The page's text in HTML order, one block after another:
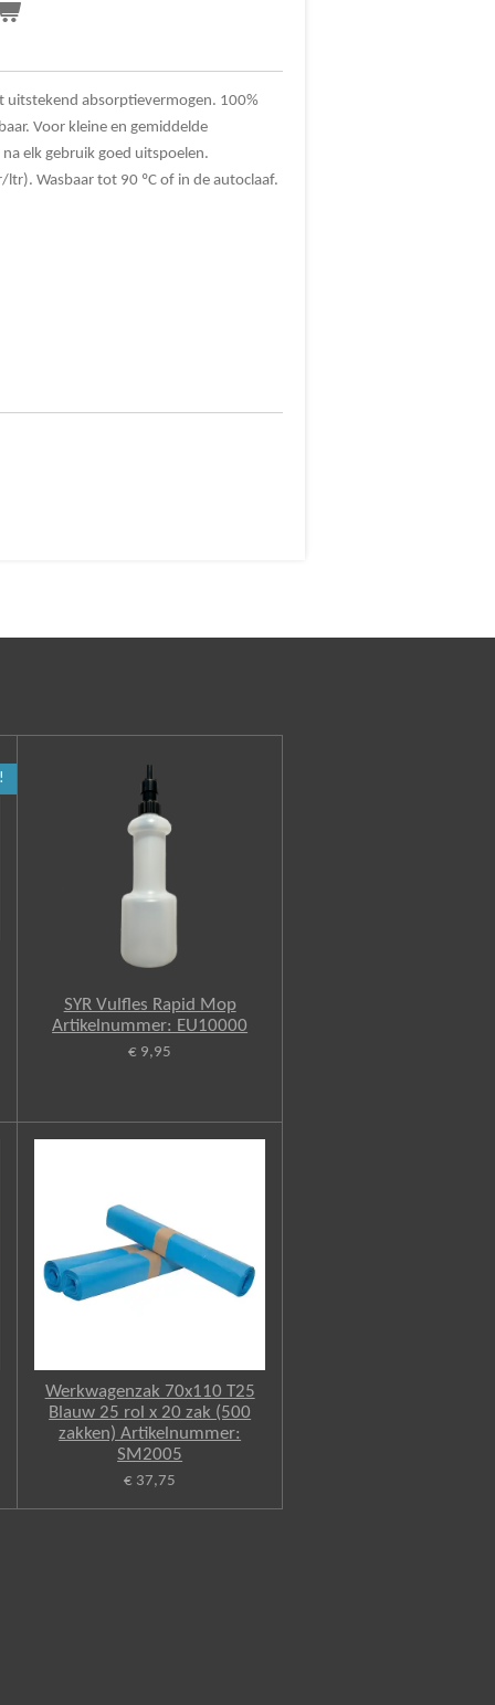
uitstekend absorptievermogen. 100%
Voor kleine en gemiddelde
elk gebruik goed uitspoelen.
Wasbaar tot 90 ºC of in de autoclaaf.
SYR Vulfles Rapid Mop
Artikelnummer: EU10000
€ 9,95
Werkwagenzak 70x110 T25
Blauw 25 rol x 20 zak (500
zakken) Artikelnummer:
SM2005
€ 37,75